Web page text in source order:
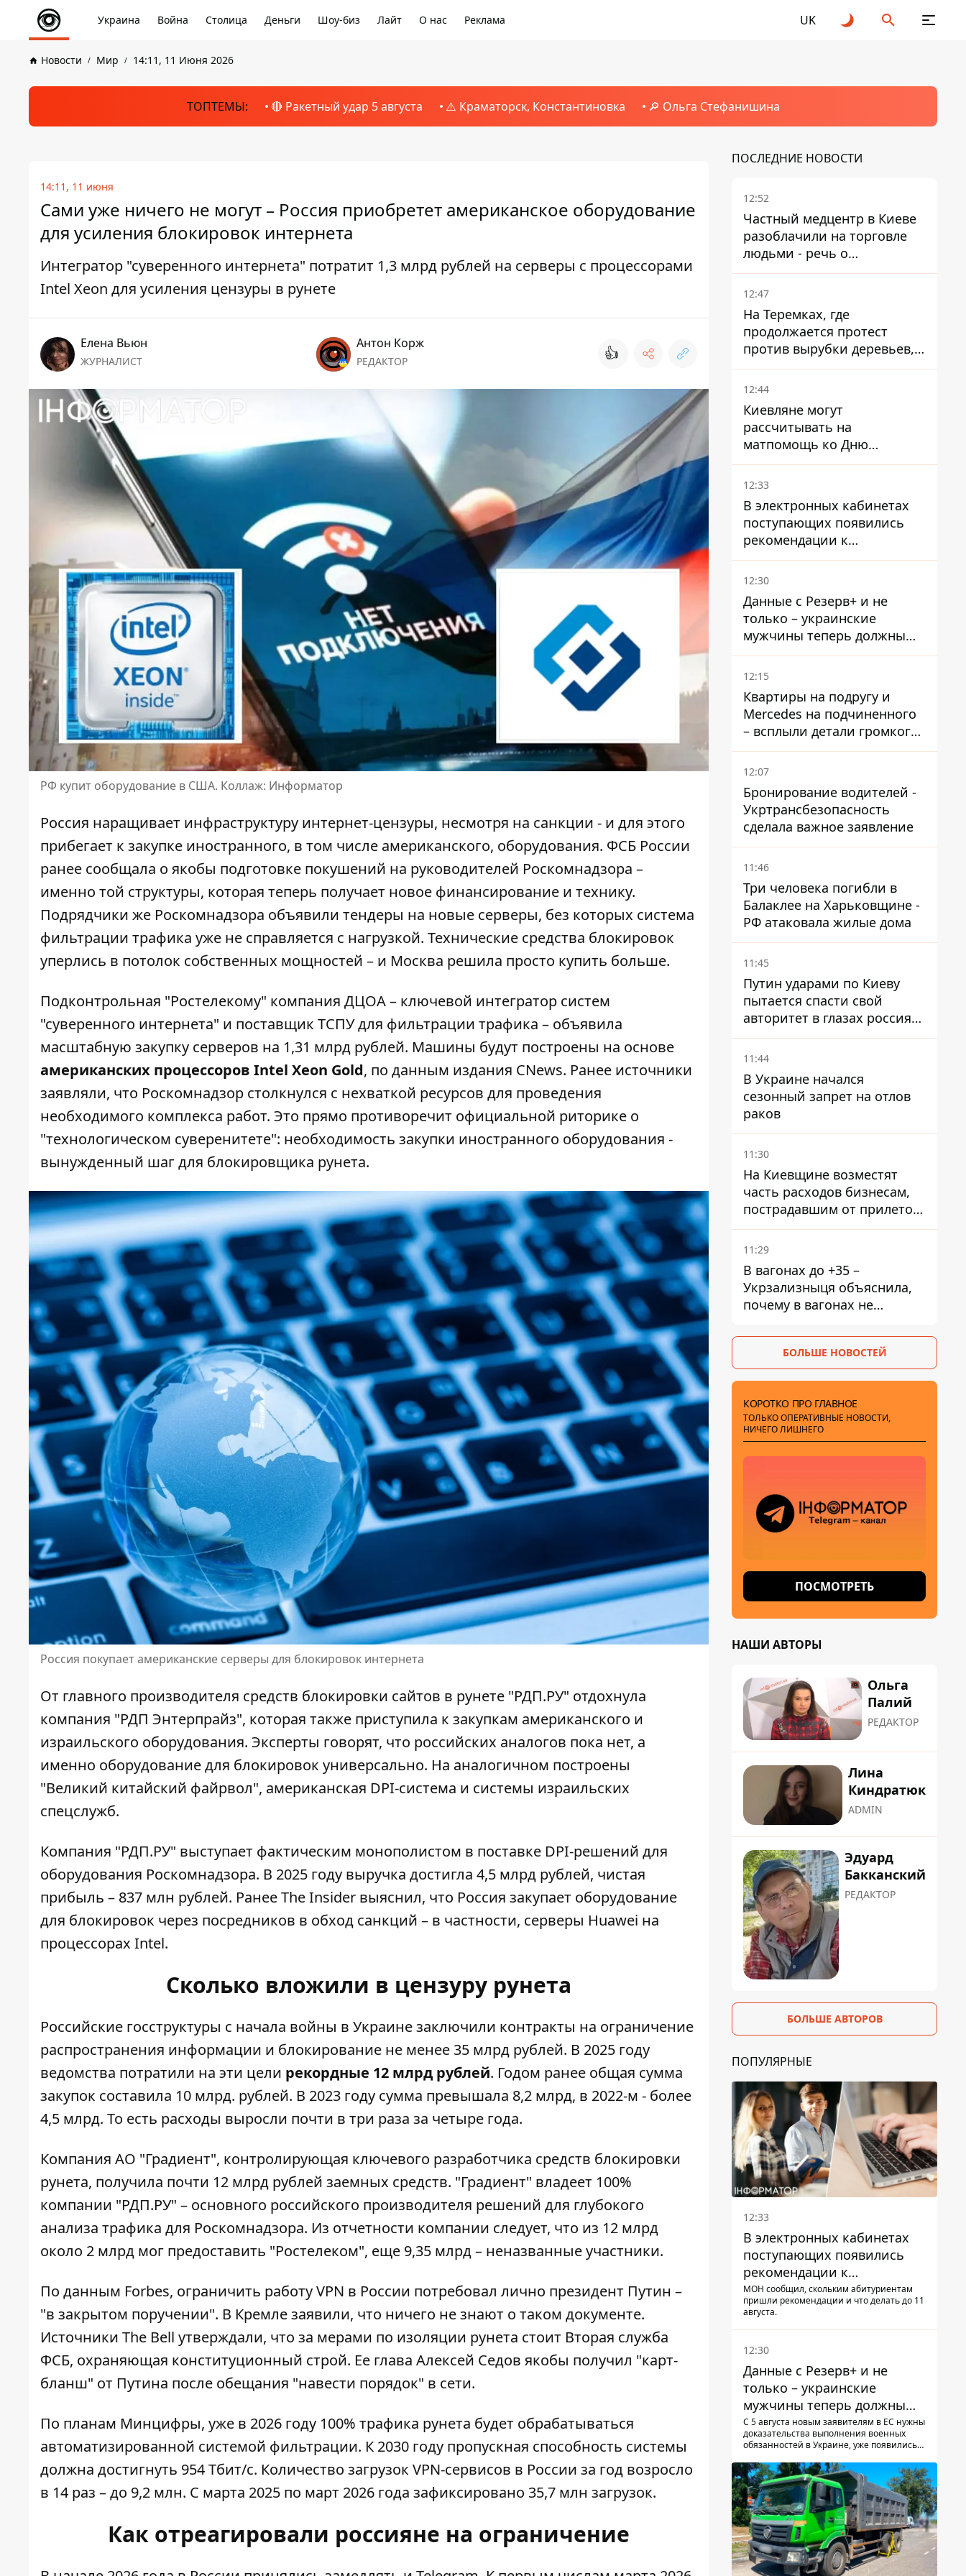
Украина Война Столица Деньги Шоу-биз Лайт О нас Реклама UK
Новости Мир 14:11, 11 Июня 2026
ТОПТЕМЫ: 🔴 Ракетный удар 5 августа ⚠️ Краматорск, Константиновка 🔎 Ольга Стефанишина
14:11, 11 июня
Сами уже ничего не могут – Россия приобретет американское оборудование
для усиления блокировок интернета
Интегратор "суверенного интернета" потратит 1,3 млрд рублей на серверы с процессорами
Intel Xeon для усиления цензуры в рунете
Елена Вьюн
ЖУРНАЛИСТ
Антон Корж
РЕДАКТОР 👍
РФ купит оборудование в США. Коллаж: Информатор
Россия наращивает инфраструктуру интернет-цензуры, несмотря на санкции - и для этого
прибегает к закупке иностранного, в том числе американского, оборудования. ФСБ России
ранее сообщала о якобы подготовке покушений на руководителей Роскомнадзора –
именно той структуры, которая теперь получает новое финансирование и технику.
Подрядчики же Роскомнадзора объявили тендеры на новые серверы, без которых система
фильтрации трафика уже не справляется с нагрузкой. Технические средства блокировок
уперлись в потолок собственных мощностей – и Москва решила просто купить больше.
Подконтрольная "Ростелекому" компания ДЦОА – ключевой интегратор систем
"суверенного интернета" и поставщик ТСПУ для фильтрации трафика – объявила
масштабную закупку серверов на 1,31 млрд рублей. Машины будут построены на основе
американских процессоров Intel Xeon Gold, по данным издания CNews. Ранее источники
заявляли, что Роскомнадзор столкнулся с нехваткой ресурсов для проведения
необходимого комплекса работ. Это прямо противоречит официальной риторике о
"технологическом суверенитете": необходимость закупки иностранного оборудования -
вынужденный шаг для блокировщика рунета.
Россия покупает американские серверы для блокировок интернета
От главного производителя средств блокировки сайтов в рунете "РДП.РУ" отдохнула
компания "РДП Энтерпрайз", которая также приступила к закупкам американского и
израильского оборудования. Эксперты говорят, что российских аналогов пока нет, а
именно оборудование для блокировок универсально. На аналогичном построены
"Великий китайский файрвол", американская DPI-система и системы израильских
спецслужб.
Компания "РДП.РУ" выступает фактическим монополистом в поставке DPI-решений для
оборудования Роскомнадзора. В 2025 году выручка достигла 4,5 млрд рублей, чистая
прибыль – 837 млн ​​рублей. Ранее The Insider выяснил, что Россия закупает оборудование
для блокировок через посредников в обход санкций – в частности, серверы Huawei на
процессорах Intel.
Сколько вложили в цензуру рунета
Российские госструктуры с начала войны в Украине заключили контракты на ограничение
распространения информации и блокирование не менее 35 млрд рублей. В 2025 году
ведомства потратили на эти цели рекордные 12 млрд рублей. Годом ранее общая сумма
закупок составила 10 млрд. рублей. В 2023 году сумма превышала 8,2 млрд, в 2022-м - более
4,5 млрд. То есть расходы выросли почти в три раза за четыре года.
Компания АО "Градиент", контролирующая ключевого разработчика средств блокировки
рунета, получила почти 12 млрд рублей заемных средств. "Градиент" владеет 100%
компании "РДП.РУ" – основного российского производителя решений для глубокого
анализа трафика для Роскомнадзора. Из отчетности компании следует, что из 12 млрд
около 2 млрд мог предоставить "Ростелеком", еще 9,35 млрд – неназванные участники.
По данным Forbes, ограничить работу VPN в России потребовал лично президент Путин –
"в закрытом поручении". В Кремле заявили, что ничего не знают о таком документе.
Источники The Bell утверждали, что за мерами по изоляции рунета стоит Вторая служба
ФСБ, охраняющая конституционный строй. Ее глава Алексей Седов якобы получил "карт-
бланш" от Путина после обещания "навести порядок" в сети.
По планам Минцифры, уже в 2026 году 100% трафика рунета будет обрабатываться
автоматизированной системой фильтрации. К 2030 году пропускная способность системы
должна достигнуть 954 Тбит/с. Количество загрузок VPN-сервисов в России за год возросло
в 14 раз – до 9,2 млн. С марта 2025 по март 2026 года зафиксировано 35,7 млн ​​загрузок.
Как отреагировали россияне на ограничение
ПОСЛЕДНИЕ НОВОСТИ
12:52
Частный медцентр в Киеве
разоблачили на торговле
людьми - речь о
суррогатном материнстве
12:47
На Теремках, где
продолжается протест
против вырубки деревьев,
произошла стычка со
спецназом полиции
12:44
Киевляне могут
рассчитывать на
матпомощь ко Дню
независимости - кому ее
дадут
12:33
В электронных кабинетах
поступающих появились
рекомендации к
зачислению на бакалавриат
и в магистратуру – что
12:30
Данные с Резерв+ и не
только – украинские
мужчины теперь должны
доказать непригодность к
службе, чтобы получить
12:15
Квартиры на подругу и
Mercedes на подчиненного
– всплыли детали громкого
дела НАБУ против
Стефанишиной
12:07
Бронирование водителей -
Укртрансбезопасность
сделала важное заявление
11:46
Три человека погибли в
Балаклее на Харьковщине -
РФ атаковала жилые дома
11:45
Путин ударами по Киеву
пытается спасти свой
авторитет в глазах россиян:
диктатор находится под
давлением - Sky News
11:44
В Украине начался
сезонный запрет на отлов
раков
11:30
На Киевщине возместят
часть расходов бизнесам,
пострадавшим от прилетов
ракет
11:29
В вагонах до +35 –
Укрзализныця объяснила,
почему в вагонах не
время жары
БОЛЬШЕ НОВОСТЕЙ
КОРОТКО ПРО ГЛАВНОЕ
ТОЛЬКО ОПЕРАТИВНЫЕ НОВОСТИ,
НИЧЕГО ЛИШНЕГО
ПОСМОТРЕТЬ
НАШИ АВТОРЫ
Ольга
Палий
РЕДАКТОР
Лина
Киндратюк
ADMIN
Эдуард
Бакканский
РЕДАКТОР
БОЛЬШЕ АВТОРОВ
ПОПУЛЯРНЫЕ
12:33
В электронных кабинетах
поступающих появились
рекомендации к
зачислению на бакалавриат
и в магистратуру – что
МОН сообщил, скольким абитуриентам
пришли рекомендации и что делать до 11
августа.
12:30
Данные с Резерв+ и не
только – украинские
мужчины теперь должны
доказать непригодность к
службе, чтобы получить
С 5 августа новым заявителям в ЕС нужны
доказательства выполнения военных
обязанностей в Украине, уже появились
украинцев за границей